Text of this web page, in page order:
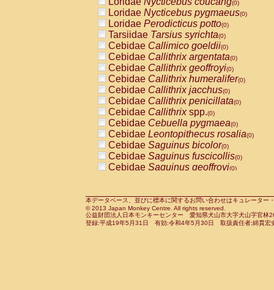
PitheciidaeCacajao calvus
PitheciidaeCallicebus cupreus
PitheciidaeCallicebus donacophilus
PitheciidaeCallicebus moloch
PitheciidaeCallicebus torquatus
PitheciidaeCallicebusspp.(0)
PitheciidaeChiropotes satanas(0)
PitheciidaePithecia monachus
PitheciidaePithecia pithecia(0)
CercopithecidaeCercocebus agilis
CercopithecidaeCercocebus
CercopithecidaeCercocebus
CercopithecidaeCercocebus
CercopithecidaeCercocebus
CercopithecidaeCercocebushybrid
CercopithecidaePapio anubis(0)
CercopithecidaePapio cynocephalus
CercopithecidaePapio hamadryas(0)
(0)
Loridae Nycticebus pygmaeus(0)
Loridae Perodicticus potto(0)
Tarsiidae Tarsius syrichta(0)
Cebidae Callimico goeldii(0)
Cebidae Callithrix argentata(0)
Cebidae Callithrix geoffroyi(0)
Cebidae Callithrix humeralifer(0)
Cebidae Callithrix jacchus(0)
Cebidae Callithrix penicillata(0)
Cebidae Callithrixspp.(0)
Cebidae Cebuella pygmaea(0)
Cebidae Leontopithecus rosalia(0)
Cebidae Saguinus bicolor(0)
Cebidae Saguinus fuscicollis(0)
Cebidae Saguinus geoffroyi(0)
CebidaeSaguinus leucopus(0)
CebidaeSaguinus midas(0)
Cebidae Saguinus mystax(0)
本データベース、並びに標本に関するお問い合わせはキュレータ
© 2013 Japan Monkey Centre. All rights reserved.
公益財団法人日本モンキーセンター 愛知県犬山市大字犬山字官
登録:平成19年5月31日 有効:令和4年5月30日 取扱責任者:綿貫宏